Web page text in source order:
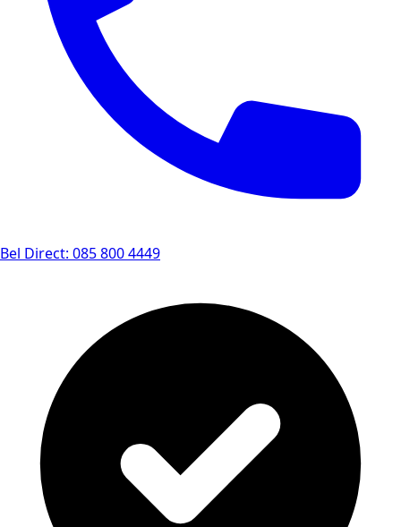
Bel Direct: 085 800 4449